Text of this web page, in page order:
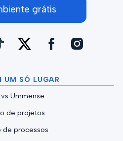
grátis
UM SÓ LUGAR
Ummense
de projetos
de processos